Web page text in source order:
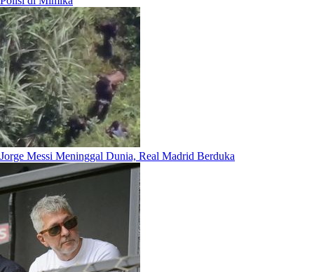
Jorge Messi Meninggal Dunia, Real Madrid Berduka